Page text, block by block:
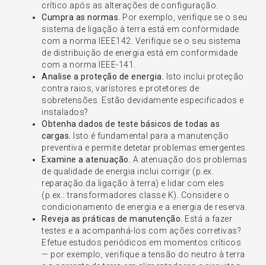
crítico após as alterações de configuração.
Cumpra as normas. Por exemplo, verifique se o seu
sistema de ligação à terra está em conformidade
com a norma IEEE142. Verifique se o seu sistema
de distribuição de energia está em conformidade
com a norma IEEE-141.
Analise a proteção de energia.
Isto inclui proteção
contra raios, varístores e protetores de
sobretensões. Estão devidamente especificados e
instalados?
Obtenha dados de teste básicos de todas as
cargas.
Isto é fundamental para a manutenção
preventiva e permite detetar problemas emergentes.
Examine a atenuação. A atenuação dos problemas
de qualidade de energia inclui corrigir (p.ex.
reparação da ligação à terra) e lidar com eles
(p.ex.: transformadores classe K). Considere o
condicionamento de energia e a energia de reserva.
Reveja as práticas de manutenção. Está a fazer
testes e a acompanhá-los com ações corretivas?
Efetue estudos periódicos em momentos críticos
— por exemplo, verifique a tensão do neutro à terra